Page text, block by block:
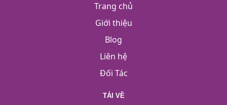
Trang chủ
Giới thiệu
Blog
Liên hệ
Đối Tác
TẢI VỀ